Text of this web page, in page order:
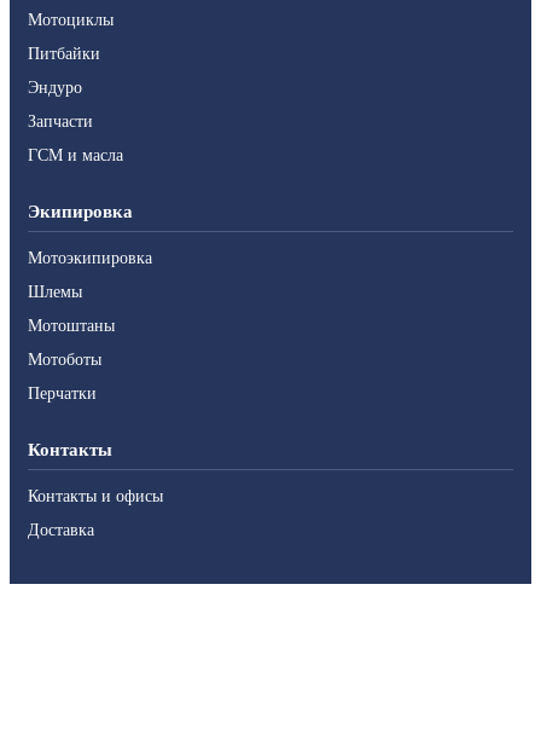
Мотоциклы
Питбайки
Эндуро
Запчасти
ГСМ и масла
Экипировка
Мотоэкипировка
Шлемы
Мотоштаны
Мотоботы
Перчатки
Контакты
Контакты и офисы
Доставка